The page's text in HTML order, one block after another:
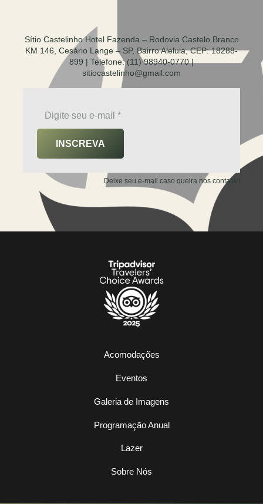
Sítio Castelinho Hotel Fazenda – Rodovia Castelo Branco
KM 146, Cesário Lange – SP, Bairro Aleluia, CEP: 18288-
899 | Telefone: (11) 98940-0770 |
sitiocastelinho@gmail.com
INSCREVA
Deixe seu e-mail caso queira nos contatar!
Acomodações
Eventos
Galeria de Imagens
Programação Anual
Lazer
Sobre Nós